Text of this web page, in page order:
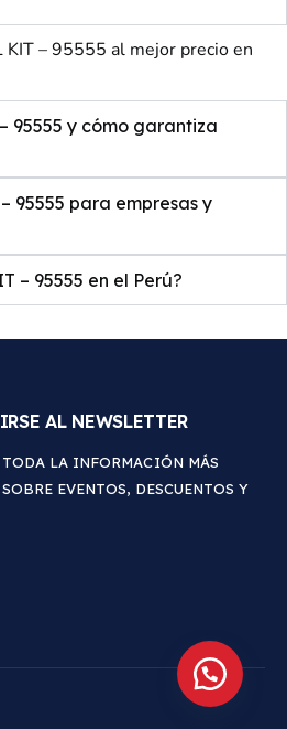
KIT – 95555 al mejor precio en
95555 y cómo garantiza
95555 para empresas y
– 95555 en el Perú?
AL NEWSLETTER
LA INFORMACIÓN MÁS
EVENTOS, DESCUENTOS Y